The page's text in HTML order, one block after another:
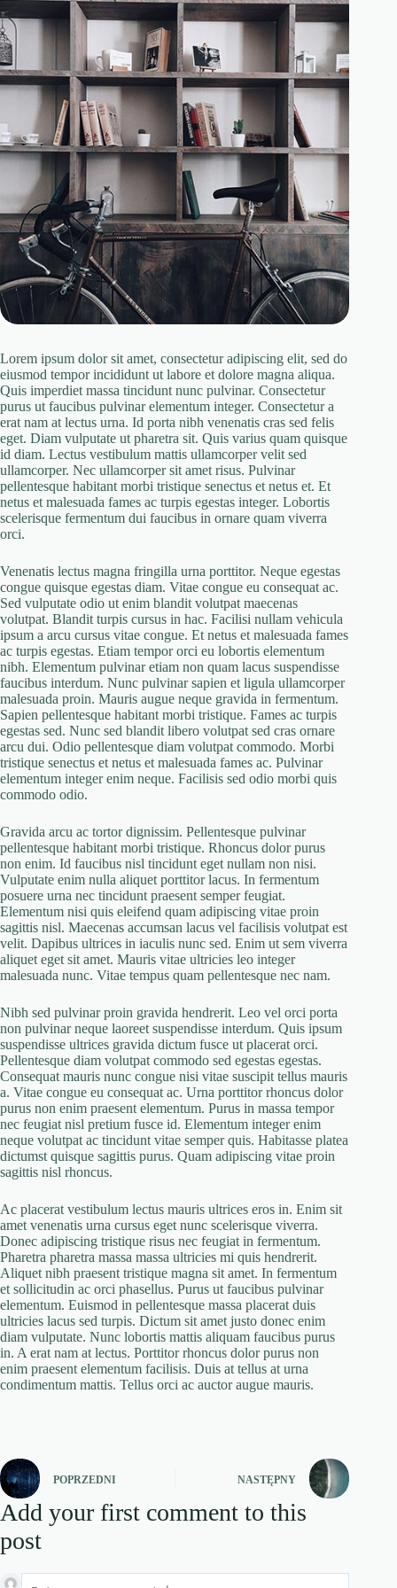
Lorem ipsum dolor sit amet, consectetur adipiscing elit, sed do
eiusmod tempor incididunt ut labore et dolore magna aliqua.
Quis imperdiet massa tincidunt nunc pulvinar. Consectetur
purus ut faucibus pulvinar elementum integer. Consectetur a
erat nam at lectus urna. Id porta nibh venenatis cras sed felis
eget. Diam vulputate ut pharetra sit. Quis varius quam quisque
id diam. Lectus vestibulum mattis ullamcorper velit sed
ullamcorper. Nec ullamcorper sit amet risus. Pulvinar
pellentesque habitant morbi tristique senectus et netus et. Et
netus et malesuada fames ac turpis egestas integer. Lobortis
scelerisque fermentum dui faucibus in ornare quam viverra
orci.
Venenatis lectus magna fringilla urna porttitor. Neque egestas
congue quisque egestas diam. Vitae congue eu consequat ac.
Sed vulputate odio ut enim blandit volutpat maecenas
volutpat. Blandit turpis cursus in hac. Facilisi nullam vehicula
ipsum a arcu cursus vitae congue. Et netus et malesuada fames
ac turpis egestas. Etiam tempor orci eu lobortis elementum
nibh. Elementum pulvinar etiam non quam lacus suspendisse
faucibus interdum. Nunc pulvinar sapien et ligula ullamcorper
malesuada proin. Mauris augue neque gravida in fermentum.
Sapien pellentesque habitant morbi tristique. Fames ac turpis
egestas sed. Nunc sed blandit libero volutpat sed cras ornare
arcu dui. Odio pellentesque diam volutpat commodo. Morbi
tristique senectus et netus et malesuada fames ac. Pulvinar
elementum integer enim neque. Facilisis sed odio morbi quis
commodo odio.
Gravida arcu ac tortor dignissim. Pellentesque pulvinar
pellentesque habitant morbi tristique. Rhoncus dolor purus
non enim. Id faucibus nisl tincidunt eget nullam non nisi.
Vulputate enim nulla aliquet porttitor lacus. In fermentum
posuere urna nec tincidunt praesent semper feugiat.
Elementum nisi quis eleifend quam adipiscing vitae proin
sagittis nisl. Maecenas accumsan lacus vel facilisis volutpat est
velit. Dapibus ultrices in iaculis nunc sed. Enim ut sem viverra
aliquet eget sit amet. Mauris vitae ultricies leo integer
malesuada nunc. Vitae tempus quam pellentesque nec nam.
Nibh sed pulvinar proin gravida hendrerit. Leo vel orci porta
non pulvinar neque laoreet suspendisse interdum. Quis ipsum
suspendisse ultrices gravida dictum fusce ut placerat orci.
Pellentesque diam volutpat commodo sed egestas egestas.
Consequat mauris nunc congue nisi vitae suscipit tellus mauris
a. Vitae congue eu consequat ac. Urna porttitor rhoncus dolor
purus non enim praesent elementum. Purus in massa tempor
nec feugiat nisl pretium fusce id. Elementum integer enim
neque volutpat ac tincidunt vitae semper quis. Habitasse platea
dictumst quisque sagittis purus. Quam adipiscing vitae proin
sagittis nisl rhoncus.
Ac placerat vestibulum lectus mauris ultrices eros in. Enim sit
amet venenatis urna cursus eget nunc scelerisque viverra.
Donec adipiscing tristique risus nec feugiat in fermentum.
Pharetra pharetra massa massa ultricies mi quis hendrerit.
Aliquet nibh praesent tristique magna sit amet. In fermentum
et sollicitudin ac orci phasellus. Purus ut faucibus pulvinar
elementum. Euismod in pellentesque massa placerat duis
ultricies lacus sed turpis. Dictum sit amet justo donec enim
diam vulputate. Nunc lobortis mattis aliquam faucibus purus
in. A erat nam at lectus. Porttitor rhoncus dolor purus non
enim praesent elementum facilisis. Duis at tellus at urna
condimentum mattis. Tellus orci ac auctor augue mauris.
POPRZEDNI NASTĘPNY
Add your first comment to this
post